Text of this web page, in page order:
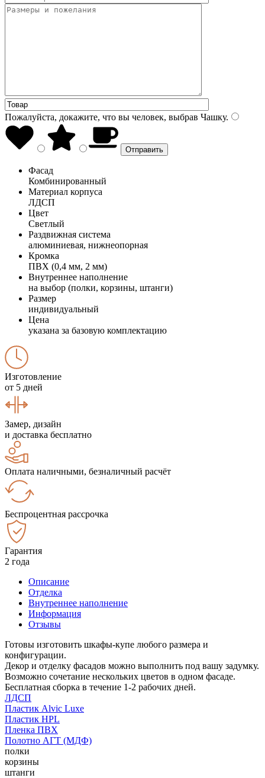
Пожалуйста, докажите, что вы человек, выбрав Чашку.
Фасад
Комбинированный
Материал корпуса
ЛДСП
Цвет
Светлый
Раздвижная система
алюминиевая, нижнеопорная
Кромка
ПВХ (0,4 мм, 2 мм)
Внутреннее наполнение
на выбор (полки, корзины, штанги)
Размер
индивидуальный
Цена
указана за базовую комплектацию
Изготовление
от 5 дней
Замер, дизайн
и доставка бесплатно
Оплата наличными, безналичный расчёт
Беспроцентная рассрочка
Гарантия
2 года
Описание
Отделка
Внутреннее наполнение
Информация
Отзывы
Готовы изготовить шкафы-купе любого размера и
конфигурации.
Декор и отделку фасадов можно выполнить под вашу задумку.
Возможно сочетание нескольких цветов в одном фасаде.
Бесплатная сборка в течение 1-2 рабочих дней.
ЛДСП
Пластик Alvic Luxe
Пластик HPL
Пленка ПВХ
Полотно АГТ (МДФ)
полки
корзины
штанги